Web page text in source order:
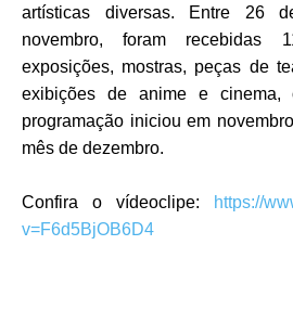
artísticas diversas. Entre 26
novembro, foram recebidas
exposições, mostras, peças de
exibições de anime e cinema,
programação iniciou em
mês de dezembro.
Confira o vídeoclipe: https://
v=F6d5BjOB6D4